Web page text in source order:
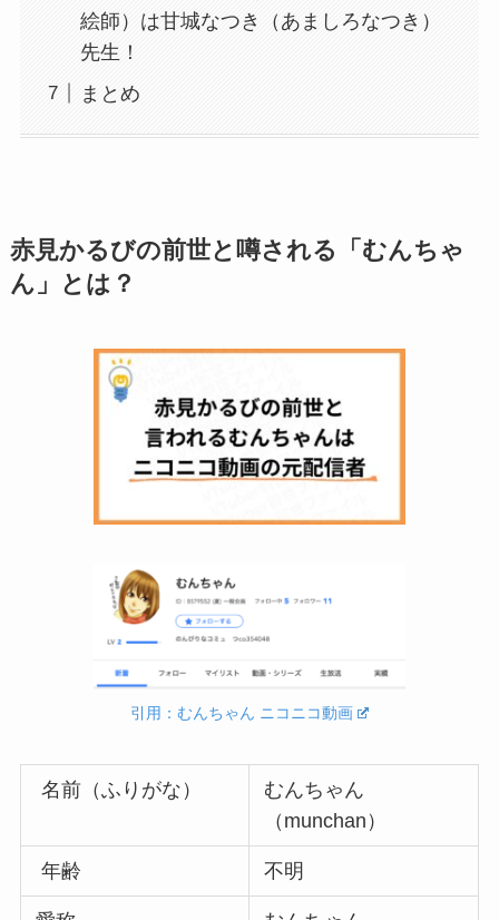
絵師）は甘城なつき（あましろなつき）
先生！
まとめ
赤見かるびの前世と噂される「むんちゃ
ん」とは？
引用：むんちゃん ニコニコ動画
名前（ふりがな）
むんちゃん
（munchan）
年齢 不明